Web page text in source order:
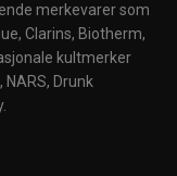
merkevarer som
Clarins, Biotherm,
kultmerker
NARS, Drunk